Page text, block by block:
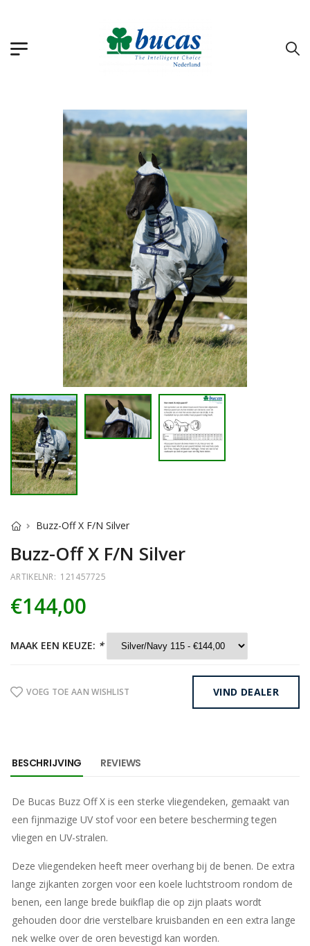
Buzz-Off X F/N Silver
Buzz-Off X F/N Silver
ARTIKELNR: 121457725
€144,00
MAAK EEN KEUZE: *
VOEG TOE AAN WISHLIST VIND DEALER
BESCHRIJVING REVIEWS
De Bucas Buzz Off X is een sterke vliegendeken, gemaakt van
een fijnmazige UV stof voor een betere bescherming tegen
vliegen en UV-stralen.
Deze vliegendeken heeft meer overhang bij de benen. De extra
lange zijkanten zorgen voor een koele luchtstroom rondom de
benen, een lange brede buikflap die op zijn plaats wordt
gehouden door drie verstelbare kruisbanden en een extra lange
nek welke over de oren bevestigd kan worden.